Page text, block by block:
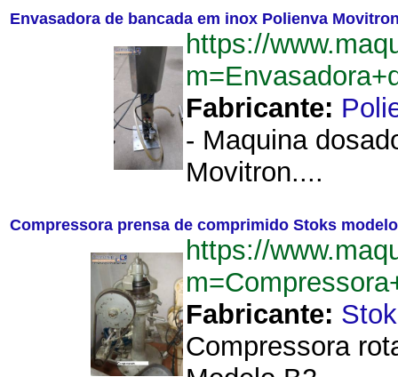
Envasadora de bancada em inox Polienva
https://
Fabricante:
- Maquina
Movitron....
Compressora prensa de comprimido Stoks
https://
Fabricante:
Compressora